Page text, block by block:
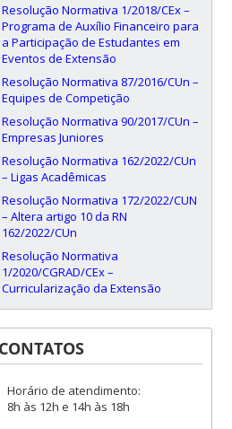
Resolução Normativa 1/2018/CEx –
Programa de Auxílio Financeiro para
a Participação de Estudantes em
Eventos de Extensão
Resolução Normativa 87/2016/CUn –
Equipes de Competição
Resolução Normativa 90/2017/CUn –
Empresas Juniores
Resolução Normativa 162/2022/CUn
– Ligas Acadêmicas
Resolução Normativa 172/2022/CUN
– Altera artigo 10 da RN
162/2022/CUn
Resolução Normativa
1/2020/CGRAD/CEx –
Curricularização da Extensão
CONTATOS
Horário de atendimento:
8h às 12h e 14h às 18h